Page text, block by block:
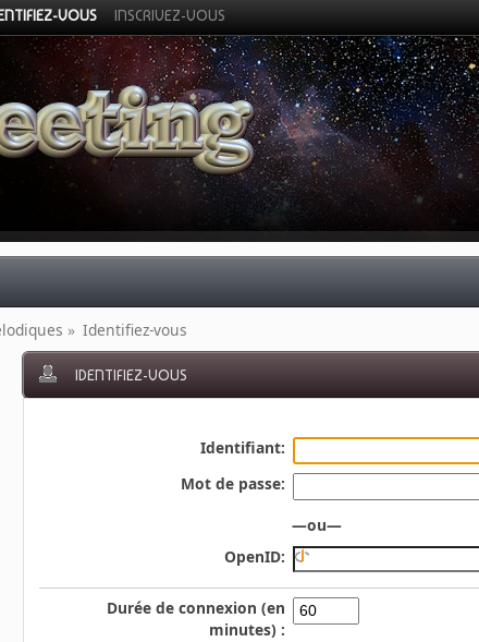
VOUS INSCRIVEZ-VOUS
» Identifiez-vous
IDENTIFIEZ-VOUS
Identifiant:
Mot de passe:
—ou—
OpenID:
Durée de connexion (en
minutes) :